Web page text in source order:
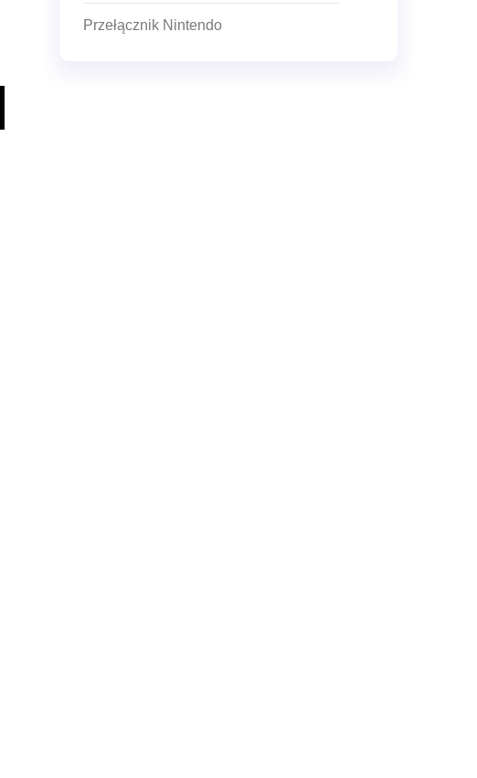
Przełącznik Nintendo